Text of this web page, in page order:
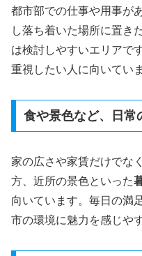
都市部での仕事や用事が
し落ち着いた場所に置き
は検討しやすいエリアで
重視したい人に向いていま
食や景色など、日常
家の広さや家賃だけでな
方、近所の景色といった
向いています。毎日の満
市の環境に魅力を感じや